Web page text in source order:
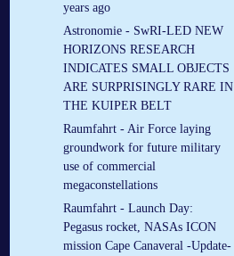
years ago
Astronomie - SwRI-LED NEW
HORIZONS RESEARCH
INDICATES SMALL OBJECTS
ARE SURPRISINGLY RARE IN
THE KUIPER BELT
Raumfahrt - Air Force laying
groundwork for future military
use of commercial
megaconstellations
Raumfahrt - Launch Day:
Pegasus rocket, NASAs ICON
mission Cape Canaveral -Update-